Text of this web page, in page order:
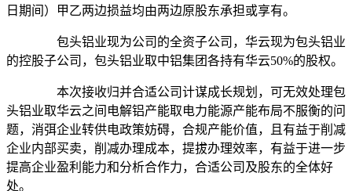
日期间）甲乙两边损益均由两边原股东承担或享有。
包头铝业现为公司的全资子公司，华云现为包头铝业
的控股子公司，包头铝业取中铝集团各持有华云50%的股权。
本次接收归并合适公司计谋成长规划，可无效处理包
头铝业取华云之间电解铝产能取电力能源产能布局不服衡的问
题，消弭企业转供电政策妨碍，合规产能价值，且有益于削减
企业内部买卖，削减办理成本，提拔办理效率，有益于进一步
提高企业盈利能力和分析合作力，合适公司及股东的全体好
处。